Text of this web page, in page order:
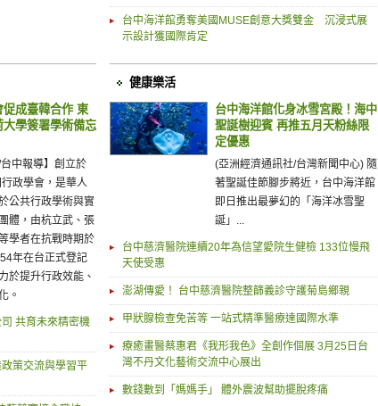
台中海洋館勇奪美國MUSE創意大獎雙金 沉浸式展
示設計獲國際肯定
促成臺韓合作 東
大學簽署學術備忘
台中報導】創立於
政學會，是華人
公共行政學術與實
體，由杭立武、張
學者在抗戰時期於
年在台正式登記
於提升行政效能、
。
共育未來精密機
策交流與學習平
健康樂活
台中海洋館化身冰雪宮殿！海中
聖誕樹迎賓 再推五月天粉絲限
定優惠
(亞洲經濟通訊社/台灣新聞中心) 隨
著聖誕佳節腳步將近，台中海洋館
即日推出最夢幻的「海洋冰雪聖
誕」...
台中慈濟醫院連續20年為信望愛院生健檢 133位慢飛
天使受惠
澎湖傳愛！ 台中慈濟醫院整篩義診守護菊島鄉親
甲狀腺檢查免苦等 一站式精準醫療達國際水準
療癒畫醫蔡惠君《我形我色》全創作個展 3月25日台
灣不丹文化藝術交流中心展出
數錢數到「媽媽手」 體外震波幫助擺脫疼痛